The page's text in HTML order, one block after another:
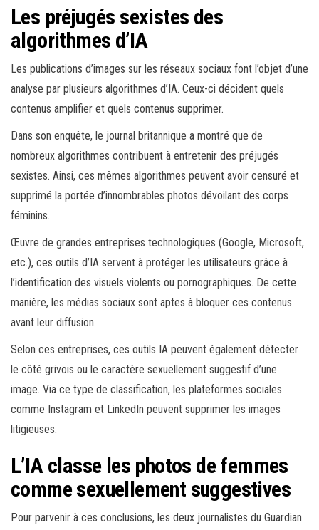
Les préjugés sexistes des
algorithmes d’IA
Les publications d’images sur les réseaux sociaux font l’objet d’une
analyse par plusieurs algorithmes d’IA. Ceux-ci décident quels
contenus amplifier et quels contenus supprimer.
Dans son enquête, le journal britannique a montré que de
nombreux algorithmes contribuent à entretenir des préjugés
sexistes. Ainsi, ces mêmes algorithmes peuvent avoir censuré et
supprimé la portée d’innombrables photos dévoilant des corps
féminins.
Œuvre de grandes entreprises technologiques (Google, Microsoft,
etc.), ces outils d’IA servent à protéger les utilisateurs grâce à
l’identification des visuels violents ou pornographiques. De cette
manière, les médias sociaux sont aptes à bloquer ces contenus
avant leur diffusion.
Selon ces entreprises, ces outils IA peuvent également détecter
le côté grivois ou le caractère sexuellement suggestif d’une
image. Via ce type de classification, les plateformes sociales
comme Instagram et LinkedIn peuvent supprimer les images
litigieuses.
L’IA classe les photos de femmes
comme sexuellement suggestives
Pour parvenir à ces conclusions, les deux journalistes du Guardian